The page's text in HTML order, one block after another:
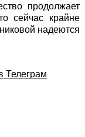
продолжает
сейчас крайне
надеются
Телеграм